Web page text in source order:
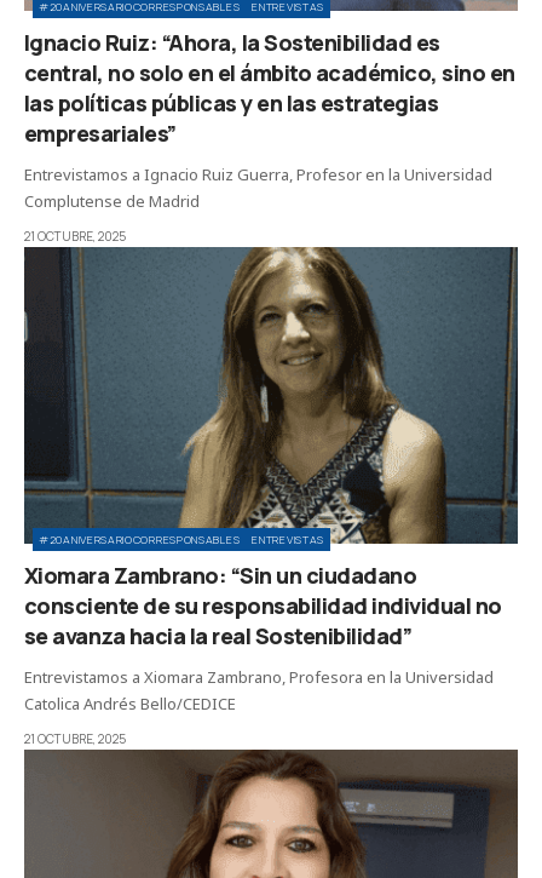
#20ANIVERSARIOCORRESPONSABLES ENTREVISTAS
Ignacio Ruiz: “Ahora, la Sostenibilidad es
central, no solo en el ámbito académico, sino en
las políticas públicas y en las estrategias
empresariales”
Entrevistamos a Ignacio Ruiz Guerra, Profesor en la Universidad
Complutense de Madrid
21 OCTUBRE, 2025
#20ANIVERSARIOCORRESPONSABLES ENTREVISTAS
Xiomara Zambrano: “Sin un ciudadano
consciente de su responsabilidad individual no
se avanza hacia la real Sostenibilidad”
Entrevistamos a Xiomara Zambrano, Profesora en la Universidad
Catolica Andrés Bello/CEDICE
21 OCTUBRE, 2025